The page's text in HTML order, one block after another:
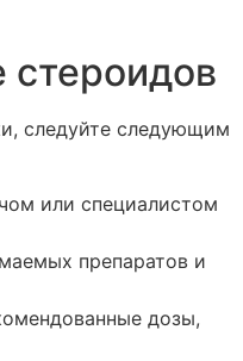
стероидов
следуйте следующим
или специалистом
препаратов и
дозы,